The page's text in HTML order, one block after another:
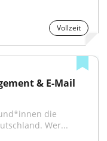
Vollzeit
& E-Mail
die
Wer...